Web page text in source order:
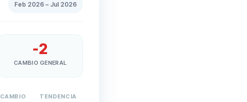
Feb 2026 – Jul 2026
-2
CAMBIO GENERAL
CAMBIO TENDENCIA